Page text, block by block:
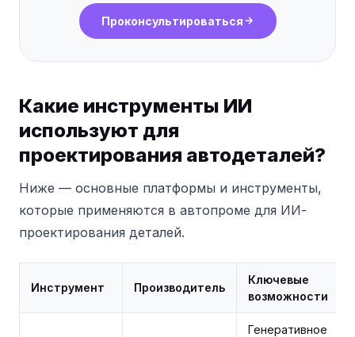
Проконсультироваться
Какие инструменты ИИ
используют для
проектирования автодеталей?
Ниже — основные платформы и инструменты,
которые применяются в автопроме для ИИ-
проектирования деталей.
Инструмент Производитель
Ключевые
возможности
Генеративное